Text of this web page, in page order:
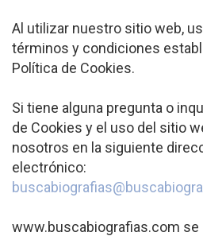
Al utilizar nuestro sitio web,
términos y condiciones
Política de Cookies.
Si tiene alguna pregunta o
de Cookies y el uso del sitio
nosotros en la siguiente
electrónico:
www.buscabiografias.com se